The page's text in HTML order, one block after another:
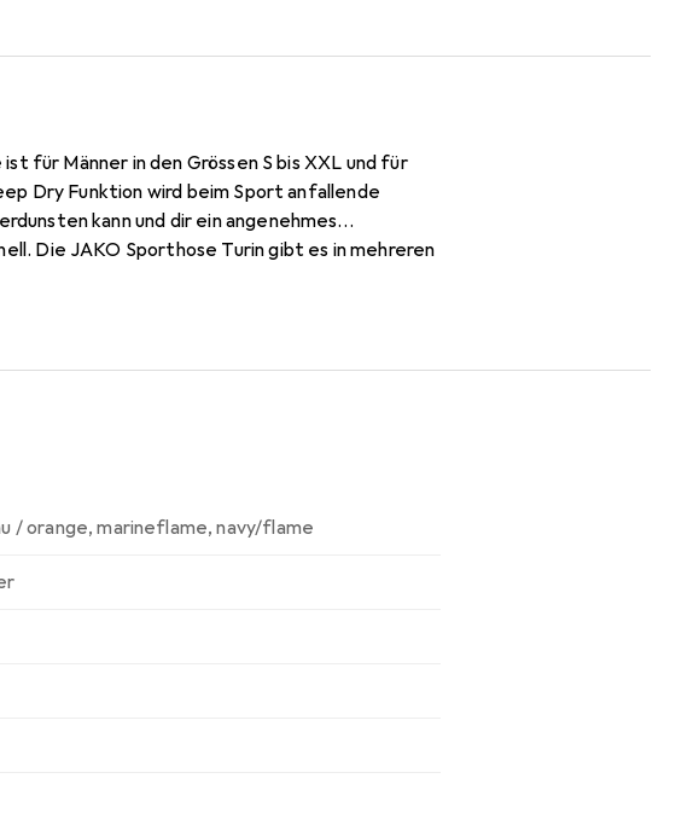
für Männer in den Grössen S bis XXL und für
Dry Funktion wird beim Sport anfallende
kann und dir ein angenehmes
Die JAKO Sporthose Turin gibt es in mehreren
/ orange,marineflame,navy/flame